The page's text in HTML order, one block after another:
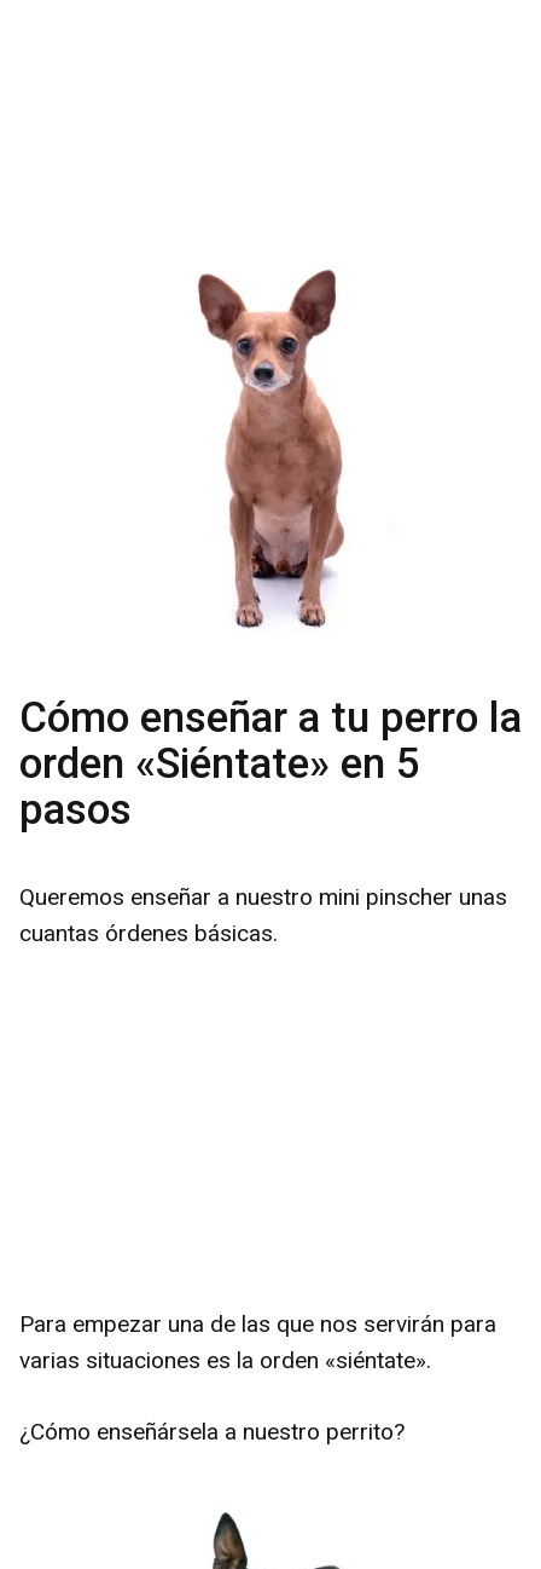
Cómo enseñar a tu perro la
orden «Siéntate» en 5
pasos
Queremos enseñar a nuestro mini pinscher unas
cuantas órdenes básicas.
Para empezar una de las que nos servirán para
varias situaciones es la orden «siéntate».
¿Cómo enseñársela a nuestro perrito?